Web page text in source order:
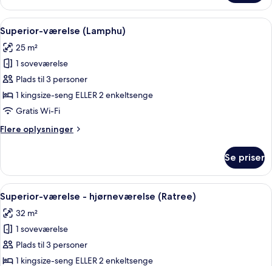
værelse
(Maha
Rajh)
Indlæs
alle
billeder
af
Superior-
værelse
(Lamphu)
Et moderne hotelværelse med en
16
Superior-værelse (Lamphu)
25 m²
1 soveværelse
Plads til 3 personer
1 kingsize-seng ELLER 2 enkeltsenge
Gratis Wi-Fi
Flere oplysninger
Flere
værelse
(Lamphu)
Se priser
Indlæs
alle
billeder
af
Superior-
værelse
Et moderne hotelværelse med en
14
Superior-værelse - hjørneværelse (Ratree)
32 m²
1 soveværelse
Plads til 3 personer
1 kingsize-seng ELLER 2 enkeltsenge